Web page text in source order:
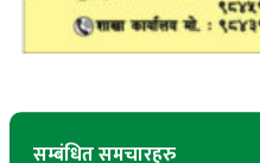
सम्बंधित समचारहरु